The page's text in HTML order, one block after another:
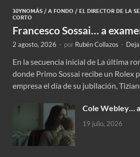
30YNOMÁS / A FONDO / EL DIRECTOR DE LA
CORTO
Francesco Sossai… a
2 agosto, 2026 - por Rubén Collazos -
En la secuencia inicial de La última
donde Primo Sossai recibe un Rolex
empresa el día de su jubilación,
Cole Webley…
19 julio, 2026